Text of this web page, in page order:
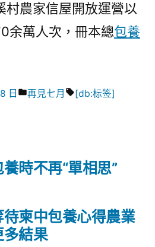
農家信屋開放運營以
余萬人次，冊本總包養
日
分
再見七月
標
[db:标签]
柬中包養心得農業
多結果
:
時不再“單相思”